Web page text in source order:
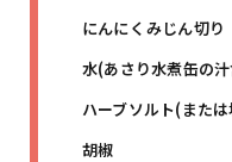
にんにくみじん切り
水(あさり水煮缶の
ハーブソルト(また
胡椒